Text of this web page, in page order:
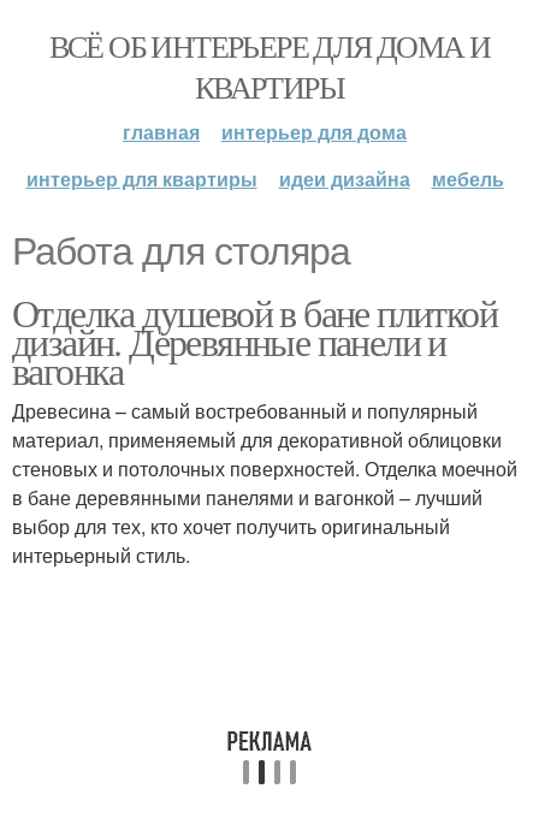
ВСЁ ОБ ИНТЕРЬЕРЕ ДЛЯ ДОМА И
КВАРТИРЫ
главная
интерьер для дома
интерьер для квартиры
идеи дизайна мебель
Работа для столяра
Отделка душевой в бане плиткой
дизайн. Деревянные панели и
вагонка
Древесина – самый востребованный и популярный
материал, применяемый для декоративной облицовки
стеновых и потолочных поверхностей. Отделка моечной
в бане деревянными панелями и вагонкой – лучший
выбор для тех, кто хочет получить оригинальный
интерьерный стиль.